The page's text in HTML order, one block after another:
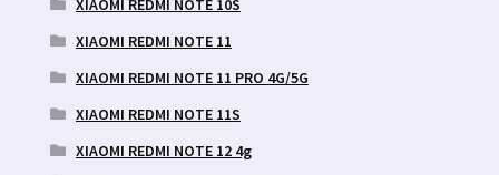
XIAOMI REDMI NOTE 10S
XIAOMI REDMI NOTE 11
XIAOMI REDMI NOTE 11 PRO 4G/5G
XIAOMI REDMI NOTE 11S
XIAOMI REDMI NOTE 12 4g